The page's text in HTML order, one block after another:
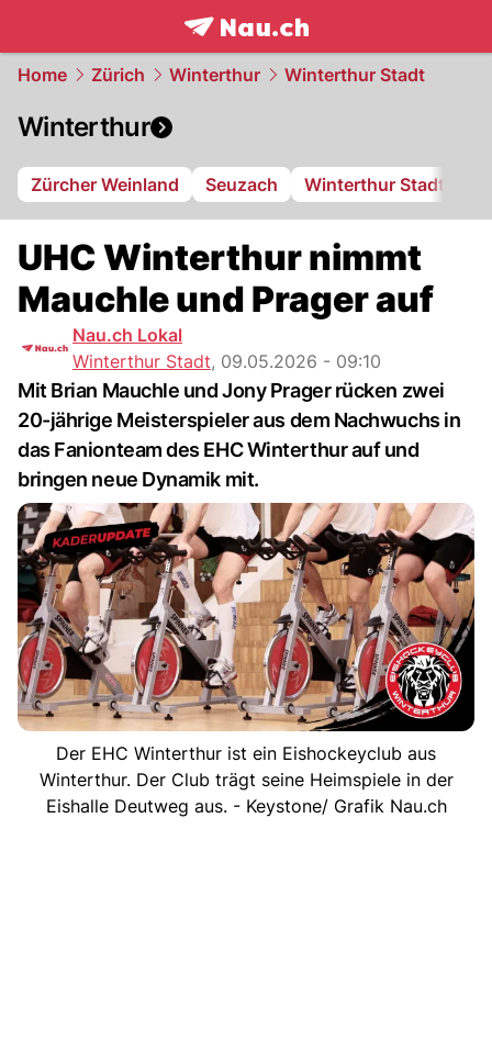
frontpage.NAU.ch
Home Zürich Winterthur Winterthur Stadt
Winterthur
Zürcher Weinland Seuzach Winterthur Stadt
UHC Winterthur nimmt
Mauchle und Prager auf
Nau.ch Lokal
Winterthur Stadt, 09.05.2026 - 09:10
Mit Brian Mauchle und Jony Prager rücken zwei
20-jährige Meisterspieler aus dem Nachwuchs in
das Fanionteam des EHC Winterthur auf und
bringen neue Dynamik mit.
Der EHC Winterthur ist ein Eishockeyclub aus
Winterthur. Der Club trägt seine Heimspiele in der
Eishalle Deutweg aus. - Keystone/ Grafik Nau.ch